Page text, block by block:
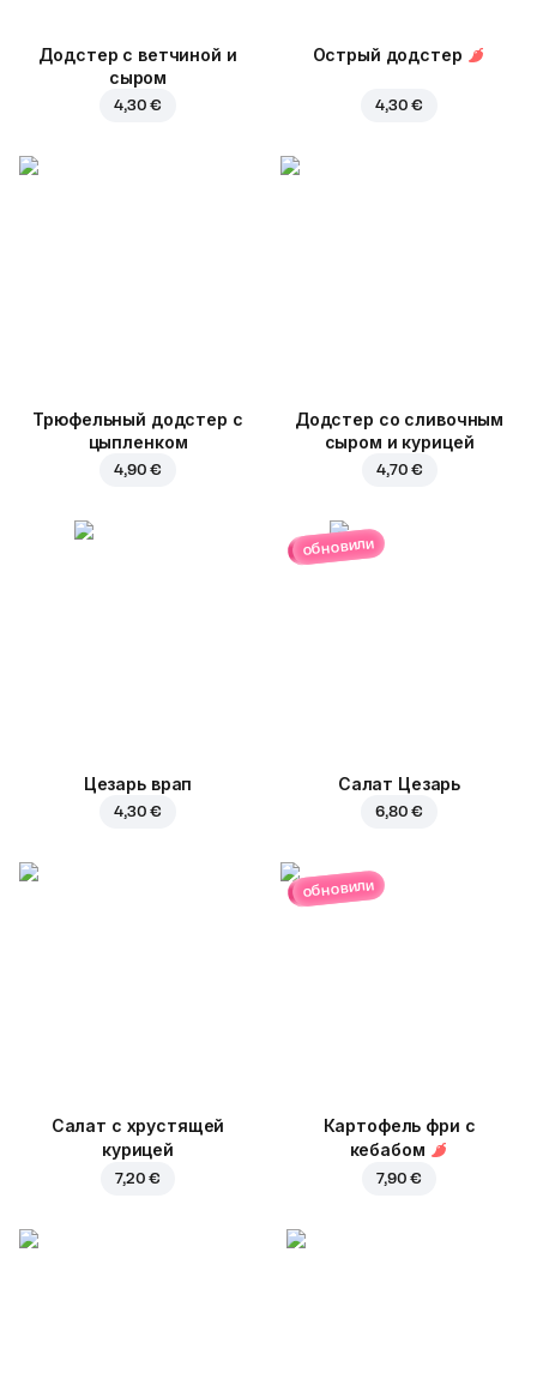
Додстер с ветчиной и
сыром
4,30 €
Острый додстер
4,30 €
Трюфельный додстер c
цыпленком
4,90 €
Додстер со сливочным
сыром и курицей
4,70 €
Цезарь врап
4,30 €
обновили
Салат Цезарь
6,80 €
Салат с хрустящей
курицей
7,20 €
обновили
Картофель фри с
кебабом
7,90 €